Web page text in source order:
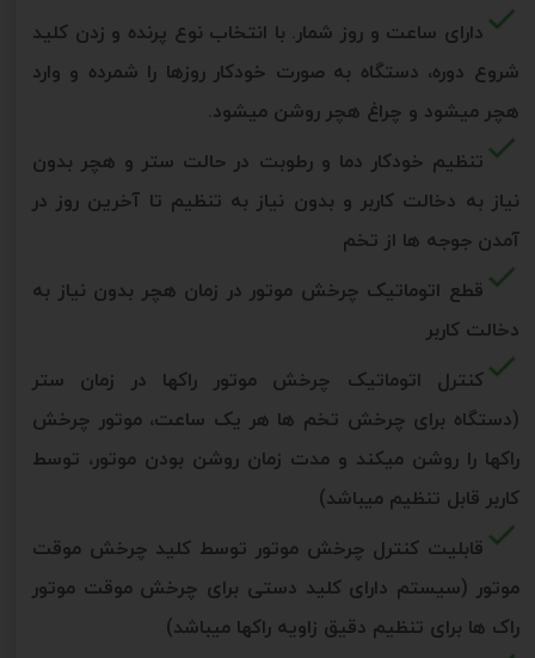
دارای ساعت و روز شمار. با انتخاب نوع پرنده و زدن کلید
شروع دوره، دستگاه به صورت خودکار روزها را شمرده و وارد
هچر میشود و چراغ هچر روشن میشود.
تنظیم خودکار دما و رطوبت در حالت ستر و هچر بدون
نیاز به دخالت کاربر و بدون نیاز به تنظیم تا آخرین روز در
آمدن جوجه ها از تخم
قطع اتوماتیک چرخش موتور در زمان هچر بدون نیاز به
دخالت کاربر
کنترل اتوماتیک چرخش موتور راکها در زمان ستر
(دستگاه برای چرخش تخم ها هر یک ساعت، موتور چرخش
راکها را روشن میکند و مدت زمان روشن بودن موتور، توسط
کاربر قابل تنظیم میباشد)
قابلیت کنترل چرخش موتور توسط کلید چرخش موقت
موتور (سیستم دارای کلید دستی برای چرخش موقت موتور
راک ها برای تنظیم دقیق زاویه راکها میباشد)